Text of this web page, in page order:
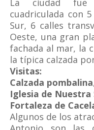
La ciudad fue
cuadriculada con
Sur, 6 calles
Oeste, una gran
fachada al mar, la
la típica calzada
Visitas:
Calzada pombalina
Iglesia de Nuestra
Fortaleza de
Algunos de los